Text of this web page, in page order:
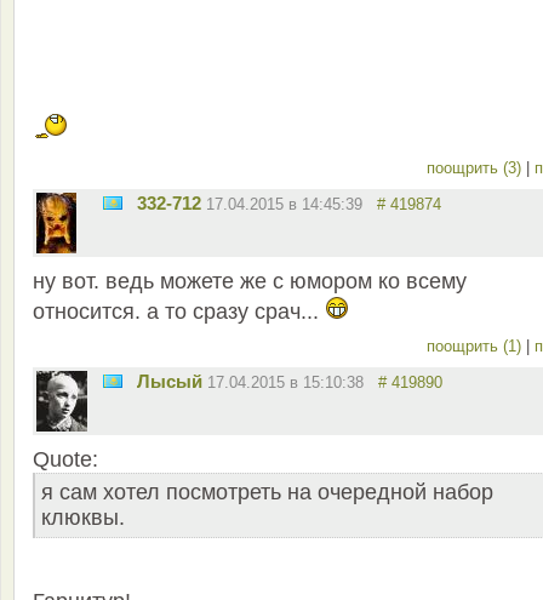
поощрить (3)
332-712 17.04.2015 в 14:45:39 # 419874
ну вот. ведь можете же с юмором ко всему
относится. а то сразу срач...
поощрить (1)
Лысый 17.04.2015 в 15:10:38 # 419890
Quote:
я сам хотел посмотреть на очередной набор
клюквы.